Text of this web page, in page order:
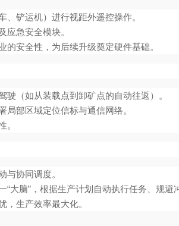
铲运机）进行视距外遥控操作。
应急安全模块。
安全性，为后续升级奠定硬件基础。
（如从装载点到卸矿点的自动往返）。
部区域定位信标与通信网络。
。
与协同调度。
大脑”，根据生产计划自动执行任务、规避
，生产效率最大化。